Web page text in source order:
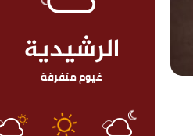
الرشيدية
غيوم متفرقة